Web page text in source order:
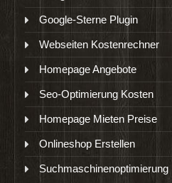
Google-Sterne Plugin
Webseiten Kostenrechner
Homepage Angebote
Seo-Optimierung Kosten
Homepage Mieten Preise
Onlineshop Erstellen
Suchmaschinenoptimierung